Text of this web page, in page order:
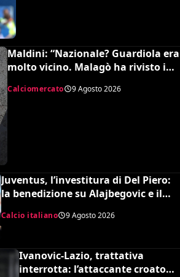
Maldini: “Nazionale? Guardiola era
molto vicino. Malagò ha rivisto i
Calciomercato 9 Agosto 2026
Juventus, l’investitura di Del Piero:
la benedizione su Alajbegovic e il
fattore Spalletti per il ritorno in alto
Calcio italiano 9 Agosto 2026
Ivanovic-Lazio, trattativa
interrotta: l’attaccante croato